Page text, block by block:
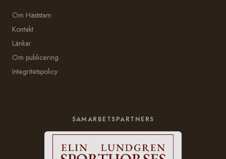
Om Häststam
Kontakt
Länkar
Om publicering
Integritetspolicy
SAMARBETSPARTNERS